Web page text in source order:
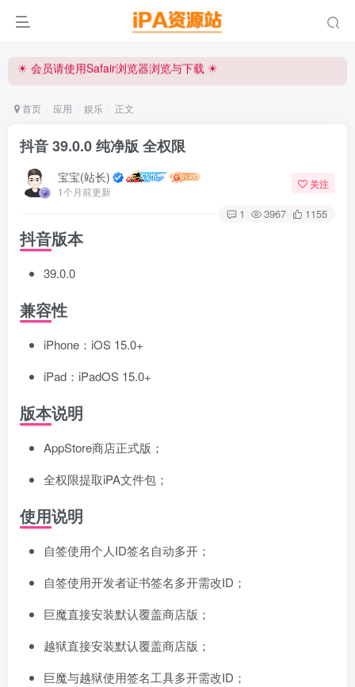
iPA资源站官方唯一客服微信:15504815558
iPA资源站官方唯一客服微信:15504815558
首页 应用 娱乐 正文
抖音 39.0.0 纯净版 全权限
宝宝(站长)
1个月前更新
关注
1 3967 1155
抖音版本
39.0.0
兼容性
iPhone：iOS 15.0+
iPad：iPadOS 15.0+
版本说明
AppStore商店正式版；
全权限提取iPA文件包；
使用说明
自签使用个人ID签名自动多开；
自签使用开发者证书签名多开需改ID；
巨魔直接安装默认覆盖商店版；
越狱直接安装默认覆盖商店版；
巨魔与越狱使用签名工具多开需改ID；